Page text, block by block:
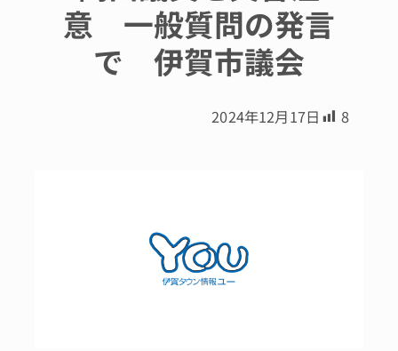
意 一般質問の発言
で 伊賀市議会
2024年12月17日 8